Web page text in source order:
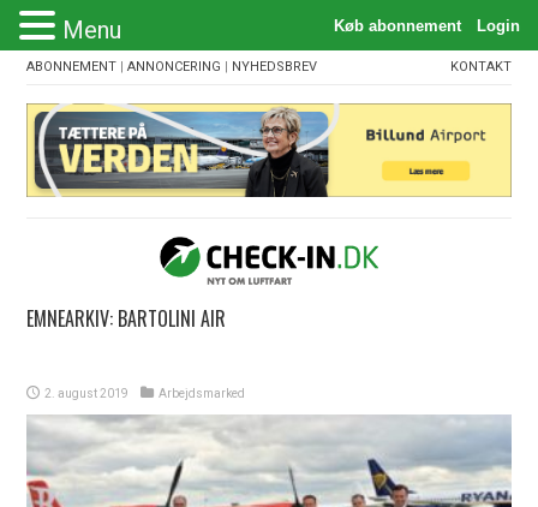
ABONNEMENT |ANNONCERING | NYHEDSBREV KONTAKT
EMNEARKIV: BARTOLINI AIR
2. august 2019 Arbejdsmarked
Menu